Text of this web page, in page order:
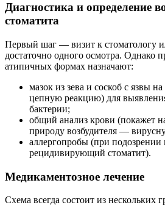
Диагностика и определение
стоматита
Первый шаг — визит к стоматологу
достаточно одного осмотра. Однако
атипичных формах назначают:
мазок из зева и соскоб с язвы
цепную реакцию) для
бактерии;
общий анализ крови (покажет
природу возбудителя —
аллергопробы (при подозрении
рецидивирующий стоматит).
Медикаментозное лечение
Схема всегда состоит из нескольких